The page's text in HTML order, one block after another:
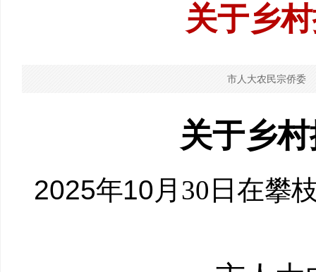
关于乡
市人大农民宗侨委
关于乡
2025年10月 30 日 在攀